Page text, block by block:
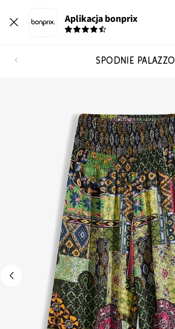
Aplikacja bonprix
SPODNIE PALAZZO